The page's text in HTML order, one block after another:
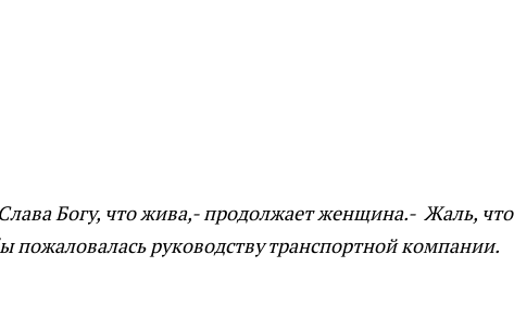
Богу, что жива,- продолжает женщина.- Жаль, что
руководству транспортной компании.